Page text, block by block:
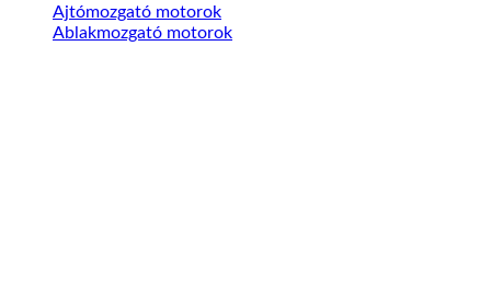
Ajtómozgató motorok
Ablakmozgató motorok